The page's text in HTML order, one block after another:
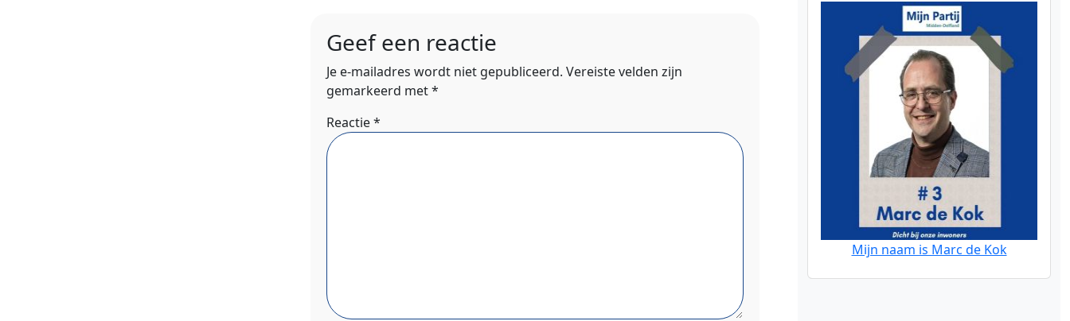
Geef een reactie
Je e-mailadres wordt niet gepubliceerd. Vereiste velden zijn
gemarkeerd met*
Reactie*
Mijn naam is Marc de Kok